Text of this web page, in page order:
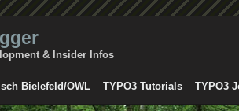
& Insider Infos
Bielefeld/OWL TYPO3 Tutorials TYPO3